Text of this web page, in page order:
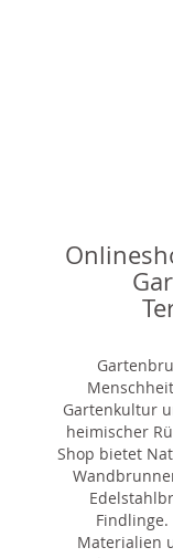
Gartenkultur
heimischer
Shop bietet
Materialien